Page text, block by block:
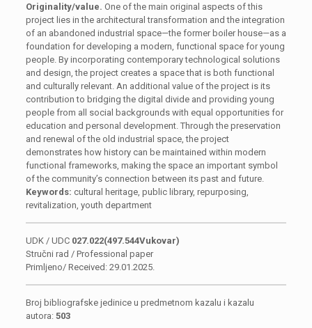
Originality/value. One of the main original aspects of this
project lies in the architectural transformation and the integration
of an abandoned industrial space—the former boiler house—as a
foundation for developing a modern, functional space for young
people. By incorporating contemporary technological solutions
and design, the project creates a space that is both functional
and culturally relevant. An additional value of the project is its
contribution to bridging the digital divide and providing young
people from all social backgrounds with equal opportunities for
education and personal development. Through the preservation
and renewal of the old industrial space, the project
demonstrates how history can be maintained within modern
functional frameworks, making the space an important symbol
of the community’s connection between its past and future.
Keywords: cultural heritage, public library, repurposing,
revitalization, youth department
UDK / UDC 027.022(497.544Vukovar)
Stručni rad / Professional paper
Primljeno/ Received: 29.01.2025.
Broj bibliografske jedinice u predmetnom kazalu i kazalu
autora: 503